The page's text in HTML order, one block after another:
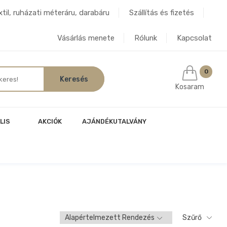
ruházati méteráru, darabáru Szállítás és fizetés
Vásárlás menete Rólunk Kapcsolat
0
Kosaram
AKCIÓK AJÁNDÉKUTALVÁNY
Szűrő